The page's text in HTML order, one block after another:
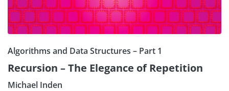
Algorithms and Data Structures – Part 1
Recursion – The Elegance of Repetition
Michael Inden